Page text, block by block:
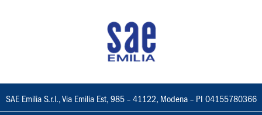
SAE Emilia S.r.l., Via Emilia Est, 985 – 41122, Modena – PI 04155780366